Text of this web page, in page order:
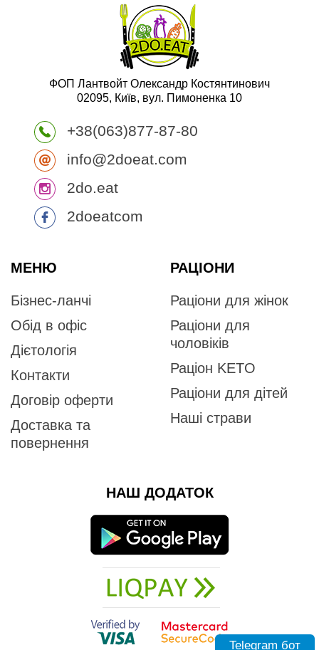
ФОП Лантвойт Олександр Костянтинович
02095, Київ, вул. Пимоненка 10
+38(063)877-87-80
info@2doeat.com
2do.eat
2doeatcom
МЕНЮ
Бізнес-ланчі
Обід в офіс
Дієтологія
Контакти
Договір оферти
Доставка та
повернення
РАЦІОНИ
Раціони для жінок
Раціони для
чоловіків
Раціон KETO
Раціони для дітей
Наші страви
НАШ ДОДАТОК
Telegram бот